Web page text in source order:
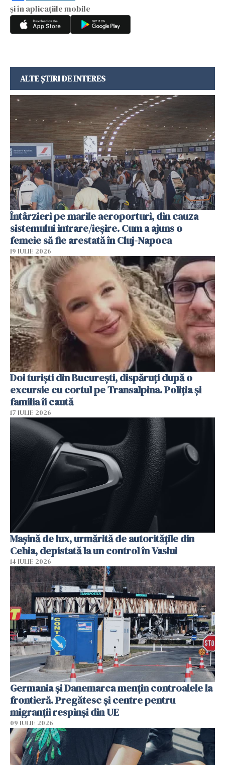
și în aplicațiile mobile
ALTE ȘTIRI DE INTERES
Întârzieri pe marile aeroporturi, din cauza
sistemului intrare/ieșire. Cum a ajuns o
femeie să fie arestată în Cluj-Napoca
19 IULIE 2026
Doi turiști din București, dispăruți după o
excursie cu cortul pe Transalpina. Poliția și
familia îi caută
17 IULIE 2026
Mașină de lux, urmărită de autoritățile din
Cehia, depistată la un control în Vaslui
14 IULIE 2026
Germania și Danemarca mențin controalele la
frontieră. Pregătesc și centre pentru
migranții respinși din UE
09 IULIE 2026